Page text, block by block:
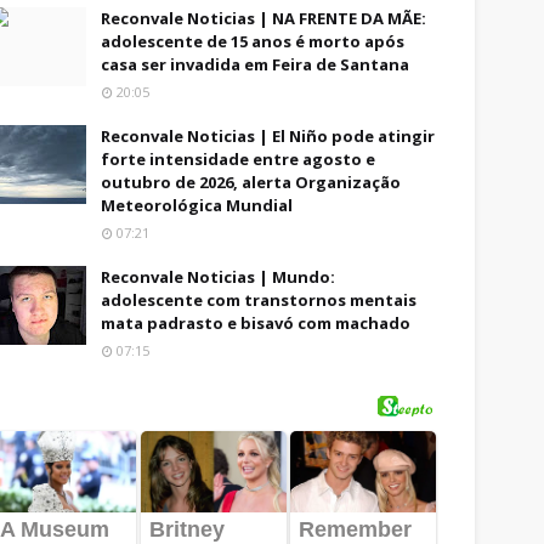
Reconvale Noticias | NA FRENTE DA MÃE:
adolescente de 15 anos é morto após
casa ser invadida em Feira de Santana
20:05
Reconvale Noticias | El Niño pode atingir
forte intensidade entre agosto e
outubro de 2026, alerta Organização
Meteorológica Mundial
07:21
Reconvale Noticias | Mundo:
adolescente com transtornos mentais
mata padrasto e bisavó com machado
07:15